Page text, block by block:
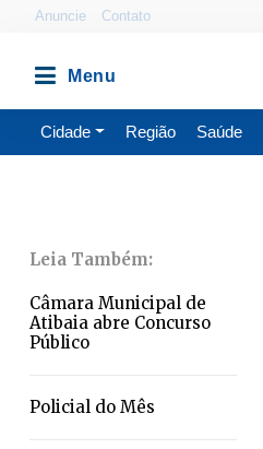
Anuncie Contato
Cidade Região Saúde
Câmara Municipal de
Atibaia abre Concurso
Público
Policial do Mês